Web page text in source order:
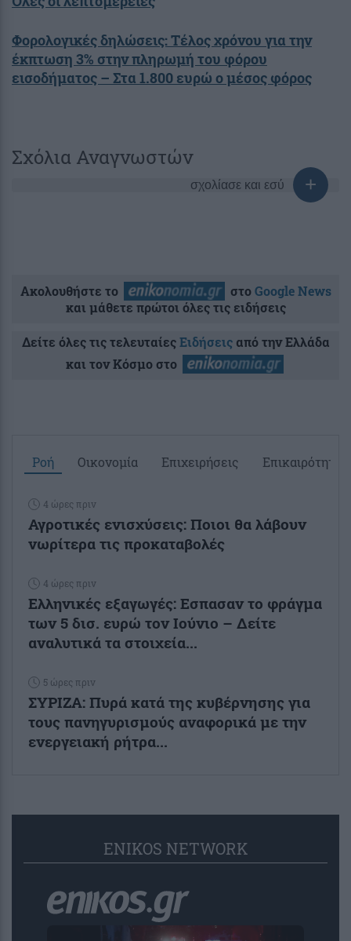
Φορολογικές δηλώσεις: Τέλος χρόνου για την
έκπτωση 3% στην πληρωμή του φόρου
εισοδήματος – Στα 1.800 ευρώ ο μέσος φόρος
Σχόλια Αναγνωστών
σχολίασε και εσύ
Ακολουθήστε το στοGoogle News
και μάθετε πρώτοι όλες τις ειδήσεις
Δείτε όλες τις τελευταίεςΕιδήσειςαπό την Ελλάδα
και τον Κόσμο στο
Ροή Οικονομία Επιχειρήσεις Επικαιρότητα
4 ώρες πριν
Αγροτικές ενισχύσεις: Ποιοι θα λάβουν
νωρίτερα τις προκαταβολές
4 ώρες πριν
Ελληνικές εξαγωγές: Εσπασαν το φράγμα
των 5 δισ. ευρώ τον Ιούνιο – Δείτε
αναλυτικά τα στοιχεία...
5 ώρες πριν
ΣΥΡΙΖΑ: Πυρά κατά της κυβέρνησης για
τους πανηγυρισμούς αναφορικά με την
ενεργειακή ρήτρα...
ENIKOS NETWORK